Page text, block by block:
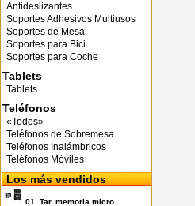
Antideslizantes
Soportes Adhesivos Multiusos
Soportes de Mesa
Soportes para Bici
Soportes para Coche
Tablets
Tablets
Teléfonos
«Todos»
Teléfonos de Sobremesa
Teléfonos Inalámbricos
Teléfonos Móviles
Los más vendidos
01. Tar. memoria micro...